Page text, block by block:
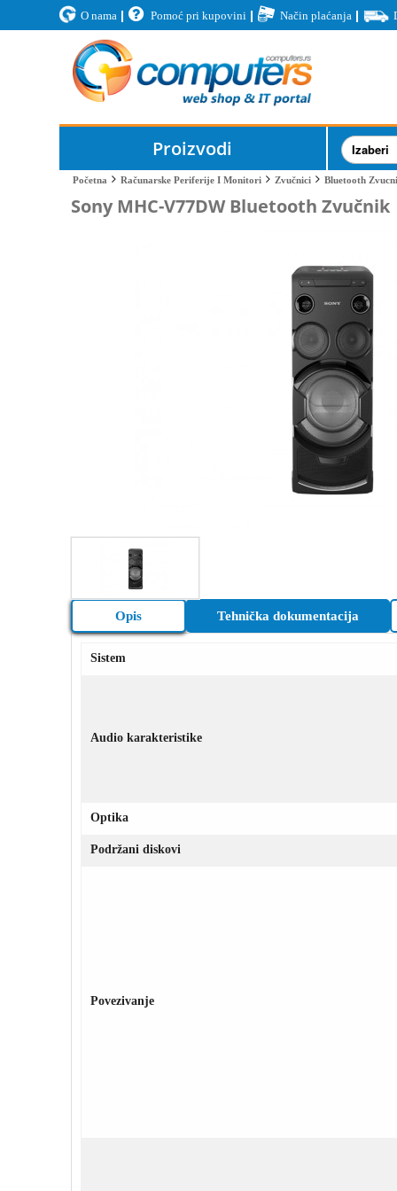
O nama Pomoć pri kupovini Način plaćanja
Proizvodi
Početna Računarske Periferije I Monitori Zvučnici Bluetooth
Sony MHC-V77DW Bluetooth Zvučnik
Opis Tehnička dokumentacija
Sistem
Audio karakteristike
Optika
Podržani diskovi
Povezivanje